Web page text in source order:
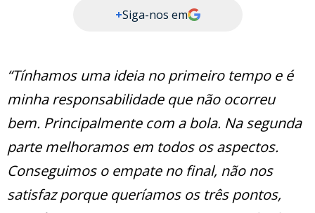
+Siga-nos em
“Tínhamos uma ideia no primeiro tempo e é
minha responsabilidade que não ocorreu
bem. Principalmente com a bola. Na segunda
parte melhoramos em todos os aspectos.
Conseguimos o empate no final, não nos
satisfaz porque queríamos os três pontos,